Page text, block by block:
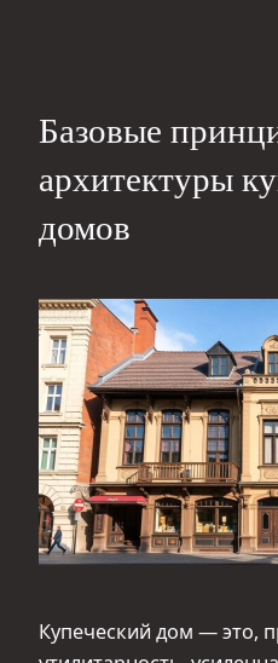
Базовые
архитектуры
домов
Купеческий дом — это,